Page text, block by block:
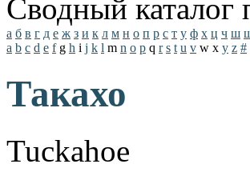
Сводный каталог
а б в г д е ж з и к л м н о п р с т у ф х ц ч ш
a b c d e f g h i j k l m n o p q r s t u v w x y z #
Такахо
Tuckahoe